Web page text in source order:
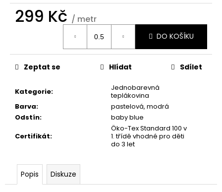
299 Kč / metr
DO KOŠÍKU
Kategorie:
Jednobarevná
teplákovina
Barva: pastelová, modrá
Odstín:
baby blue
Certifikát:
Öko-Tex Standard 100 v
1. třídě vhodné pro děti
do 3 let
Zeptat se Hlídat Sdílet
Popis Diskuze
m